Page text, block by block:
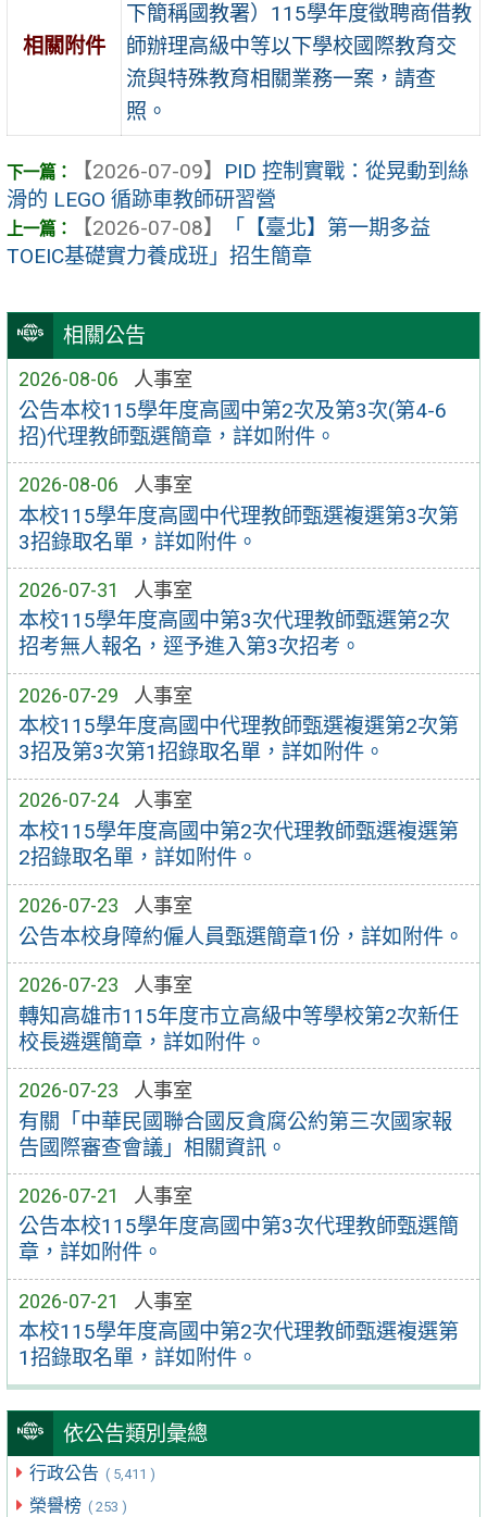
相關公告
2026-08-06 人事室
公告本校115學年度高國中第2次及第3次(第4-6
招)代理教師甄選簡章，詳如附件。
2026-08-06 人事室
本校115學年度高國中代理教師甄選複選第3次第
3招錄取名單，詳如附件。
2026-07-31 人事室
本校115學年度高國中第3次代理教師甄選第2次
招考無人報名，逕予進入第3次招考。
2026-07-29 人事室
本校115學年度高國中代理教師甄選複選第2次第
3招及第3次第1招錄取名單，詳如附件。
2026-07-24 人事室
本校115學年度高國中第2次代理教師甄選複選第
2招錄取名單，詳如附件。
2026-07-23 人事室
公告本校身障約僱人員甄選簡章1份，詳如附件。
2026-07-23 人事室
轉知高雄市115年度市立高級中等學校第2次新任
校長遴選簡章，詳如附件。
2026-07-23 人事室
有關「中華民國聯合國反貪腐公約第三次國家報
告國際審查會議」相關資訊。
2026-07-21 人事室
公告本校115學年度高國中第3次代理教師甄選簡
章，詳如附件。
2026-07-21 人事室
本校115學年度高國中第2次代理教師甄選複選第
1招錄取名單，詳如附件。
依公告類別彙總
行政公告 ( 5,411 )
榮譽榜 ( 253 )
相關附件
下簡稱國教署）115學年度徵聘商借教
師辦理高級中等以下學校國際教育交
流與特殊教育相關業務一案，請查
照。
【2026-07-09】 PID 控制實戰：從晃動到絲
滑的 LEGO 循跡車教師研習營
【2026-07-08】
「【臺北】第一期多益
TOEIC基礎實力養成班」招生簡章